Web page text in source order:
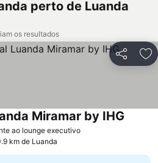
perto de Luanda
os resultados
Partilhar
ao lounge executivoVer preços
Miramar by IHG
km de Luanda